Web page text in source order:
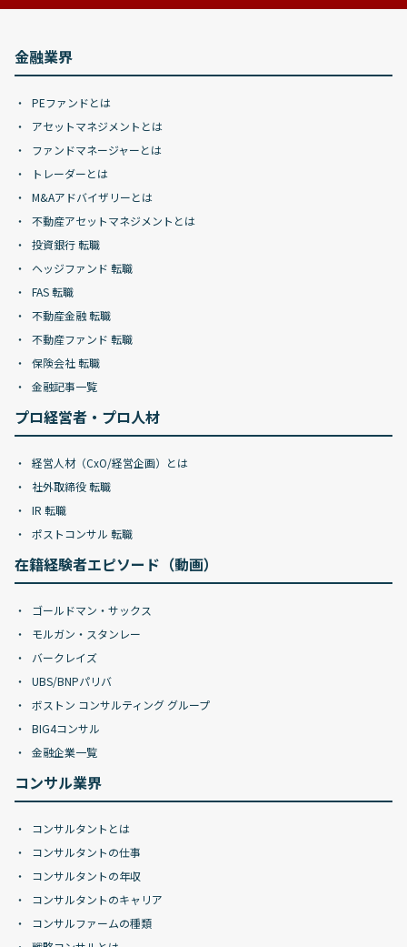
金融業界
PEファンドとは
アセットマネジメントとは
ファンドマネージャーとは
トレーダーとは
M&Aアドバイザリーとは
不動産アセットマネジメントとは
投資銀行 転職
ヘッジファンド 転職
FAS 転職
不動産金融 転職
不動産ファンド 転職
保険会社 転職
金融記事一覧
プロ経営者・プロ人材
経営人材（CxO/経営企画）とは
社外取締役 転職
IR 転職
ポストコンサル 転職
在籍経験者エピソード（動画）
ゴールドマン・サックス
モルガン・スタンレー
バークレイズ
UBS/BNPパリバ
ボストン コンサルティング グループ
BIG4コンサル
金融企業一覧
コンサル業界
コンサルタントとは
コンサルタントの仕事
コンサルタントの年収
コンサルタントのキャリア
コンサルファームの種類